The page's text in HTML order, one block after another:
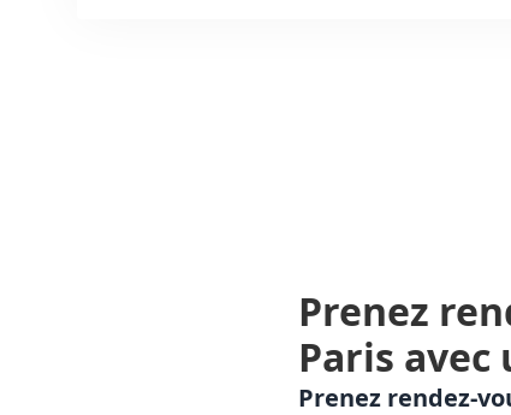
Prenez
Paris avec
Prenez rendez-